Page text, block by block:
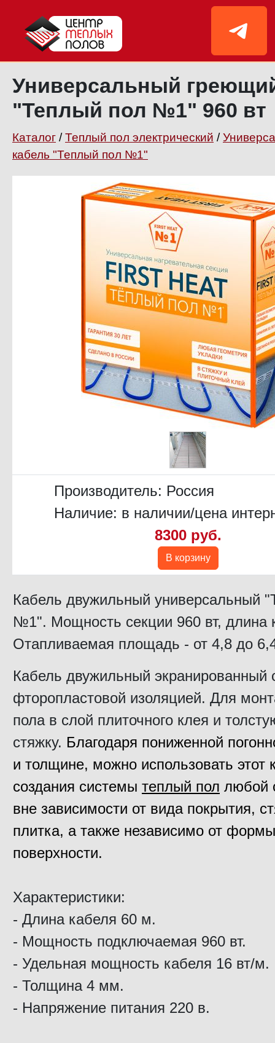
Универсальный
"Теплый пол №1" 960 вт
Каталог /Теплый пол электрический /
кабель "Теплый пол №1"
Производитель: Россия
Наличие: в наличии/цена
8300 руб.
В корзину
Кабель двужильный универсальный
№1". Мощность секции 960 вт, длина
Отапливаемая площадь - от 4,8 до
Кабель двужильный экранированный
фторопластовой изоляцией. Для
пола в слой плиточного клея и
стяжку. Благодаря пониженной
и толщине, можно использовать этот
создания системы теплый пол любой
вне зависимости от вида покрытия,
плитка, а также независимо от формы
поверхности.
Характеристики:
- Длина кабеля 60 м.
- Мощность подключаемая 960 вт.
- Удельная мощность кабеля 16 вт/м.
- Толщина 4 мм.
- Напряжение питания 220 в.